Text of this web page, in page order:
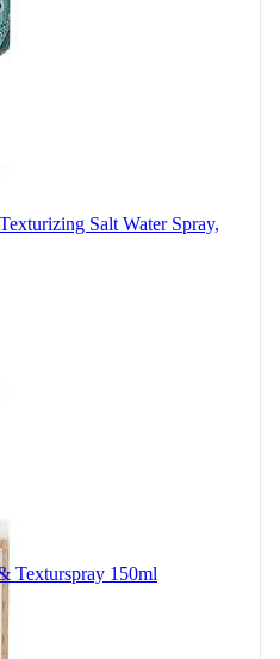
Salt Water Spray,
Texturspray 150ml